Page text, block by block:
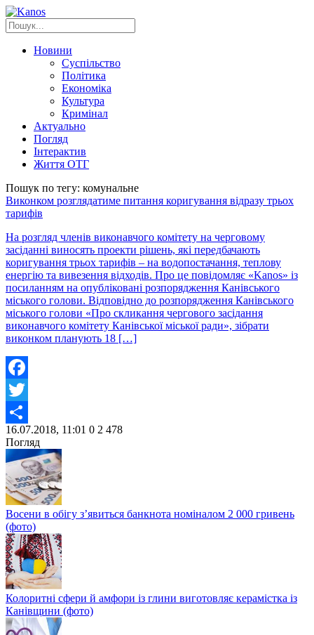
Новини
Суспільство
Політика
Економіка
Культура
Кримінал
Актуально
Погляд
Інтерактив
Життя ОТГ
Пошук по тегу: комунальне
Виконком розглядатиме питання коригування відразу трьох
тарифів
На розгляд членів виконавчого комітету на черговому
засіданні виносять проекти рішень, які передбачають
коригування трьох тарифів – на водопостачання, теплову
енергію та вивезення відходів. Про це повідомляє «Kanos» із
посиланням на опубліковані розпорядження Канівського
міського голови. Відповідно до розпорядження Канівського
міського голови «Про скликання чергового засідання
виконавчого комітету Канівської міської ради», зібрати
виконком планують 18 […]
Facebook
Twitter
Share
16.07.2018, 11:01 0 2 478
Погляд
Восени в обігу з’явиться банкнота номіналом 2 000 гривень
(фото)
Колоритні сфери й амфори із глини виготовляє керамістка із
Канівщини (фото)